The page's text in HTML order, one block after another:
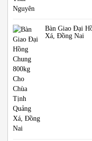
Bàn Giao Đại
Xá, Đồng Nai